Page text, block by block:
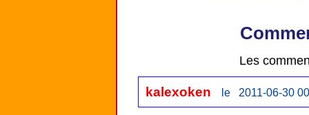
Les
kalexoken le 2011-06-30